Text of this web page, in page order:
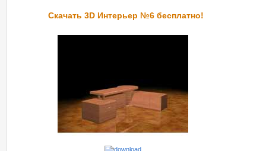
Скачать 3D Интерьер №6 бесплатно!